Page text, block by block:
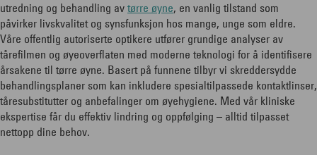
utredning og behandling av tørre øyne, en vanlig tilstand som
påvirker livskvalitet og synsfunksjon hos mange, unge som eldre.
Våre offentlig autoriserte optikere utfører grundige analyser av
tårefilmen og øyeoverflaten med moderne teknologi for å identifisere
årsakene til tørre øyne. Basert på funnene tilbyr vi skreddersydde
behandlingsplaner som kan inkludere spesialtilpassede kontaktlinser,
tåresubstitutter og anbefalinger om øyehygiene. Med vår kliniske
ekspertise får du effektiv lindring og oppfølging – alltid tilpasset
nettopp dine behov.